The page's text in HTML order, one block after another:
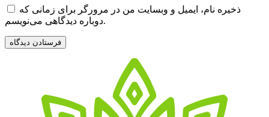
ذخیره نام، ایمیل و وبسایت من در مرورگر برای زمانی که
دوباره دیدگاهی می‌نویسم.